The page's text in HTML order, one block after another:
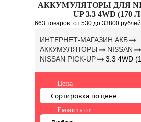
АККУМУЛЯТОРЫ ДЛЯ
UP 3.3 4WD (170
663 товаров: от 530 до 33800 рублей
ИНТЕРНЕТ-МАГАЗИН АКБ
АККУМУЛЯТОРЫ
NISSAN
NISSAN PICK-UP
3.3 4WD
Цена
Емкость от